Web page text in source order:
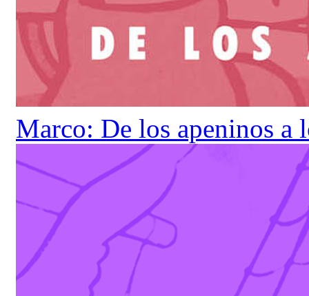
Marco: De los apeninos a